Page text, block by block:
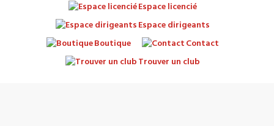
Espace licencié
Espace dirigeants
Boutique
Contact
Trouver un club